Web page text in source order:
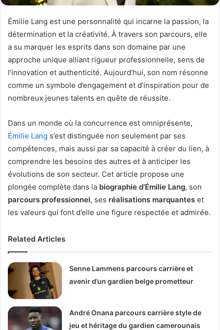
Émilie Lang est une personnalité qui incarne la passion, la
détermination et la créativité. À travers son parcours, elle
a su marquer les esprits dans son domaine par une
approche unique alliant rigueur professionnelle, sens de
l’innovation et authenticité. Aujourd’hui, son nom résonne
comme un symbole d’engagement et d’inspiration pour de
nombreux jeunes talents en quête de réussite.
Dans un monde où la concurrence est omniprésente,
Émilie Lang s’est distinguée non seulement par ses
compétences, mais aussi par sa capacité à créer du lien, à
comprendre les besoins des autres et à anticiper les
évolutions de son secteur. Cet article propose une
plongée complète dans la biographie d’Émilie Lang, son
parcours professionnel, ses réalisations marquantes et
les valeurs qui font d’elle une figure respectée et admirée.
Related Articles
Senne Lammens parcours carrière et
avenir d’un gardien belge prometteur
André Onana parcours carrière style de
jeu et héritage du gardien camerounais